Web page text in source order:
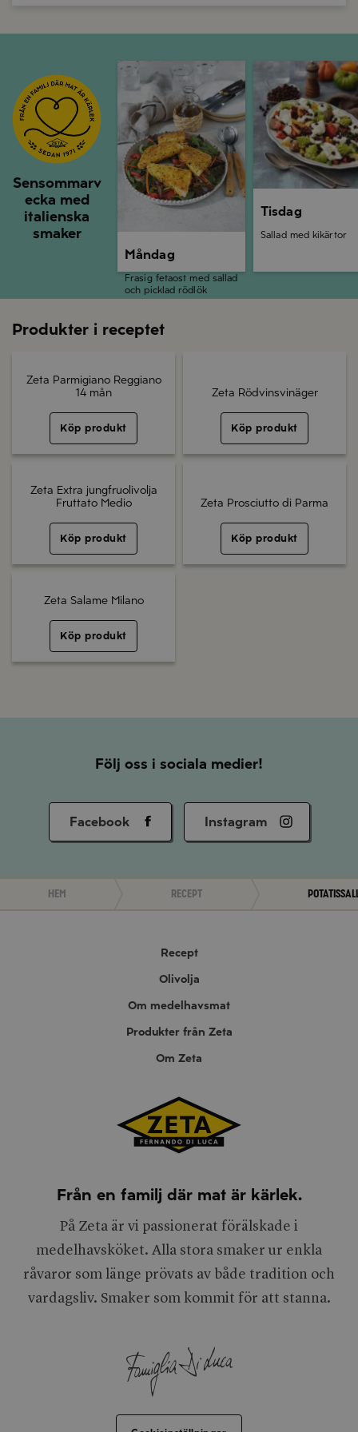
Sensommarv
ecka med
italienska
smaker
Måndag
Måndag
Frasig fetaost med sallad
och picklad rödlök
Tisdag
Sallad med kikärtor
Produkter i receptet
Zeta Parmigiano Reggiano
14 mån
Köp produkt
Zeta Rödvinsvinäger
Köp produkt
Zeta Extra jungfruolivolja
Fruttato Medio
Köp produkt
Zeta Prosciutto di Parma
Köp produkt
Zeta Salame Milano
Köp produkt
Följ oss i sociala medier!
Facebook Instagram
Hem Recept
Recept
Olivolja
Om medelhavsmat
Produkter från Zeta
Om Zeta
Från en familj där mat är kärlek.
På Zeta är vi passionerat förälskade i
medelhavsköket. Alla stora smaker ur enkla
råvaror som länge prövats av både tradition och
vardagsliv. Smaker som kommit för att stanna.